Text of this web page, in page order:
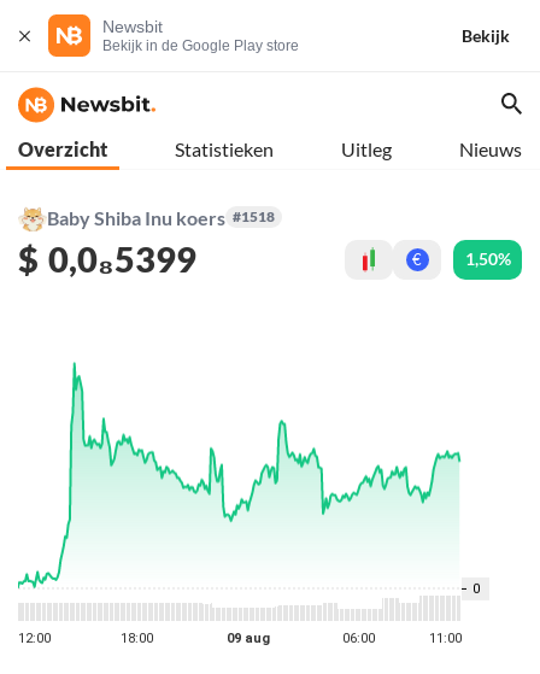
Newsbit
Bekijk in de Google Play store
Bekijk
Overzicht Statistieken Uitleg Nieuws
Baby Shiba Inu koers #1518
$ 0,0₈5399 € 1,50%